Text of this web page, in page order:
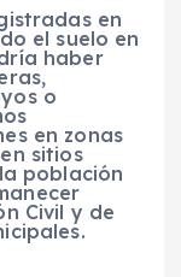
en
el suelo en
haber
o
en zonas
sitios
población
Civil y de